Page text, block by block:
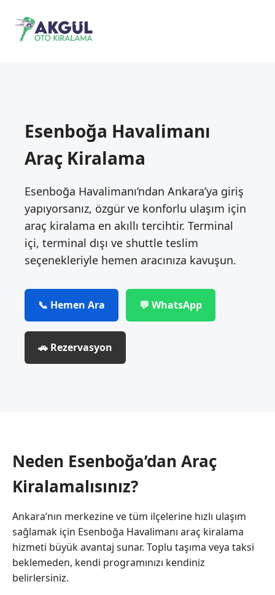
Esenboğa Havalimanı
Araç Kiralama
Esenboğa Havalimanı’ndan Ankara’ya giriş
yapıyorsanız, özgür ve konforlu ulaşım için
araç kiralama en akıllı tercihtir. Terminal
içi, terminal dışı ve shuttle teslim
seçenekleriyle hemen aracınıza kavuşun.
📞 Hemen Ara 💬 WhatsApp
🚗 Rezervasyon
Neden Esenboğa’dan Araç
Kiralamalısınız?
Ankara’nın merkezine ve tüm ilçelerine hızlı ulaşım
sağlamak için Esenboğa Havalimanı araç kiralama
hizmeti büyük avantaj sunar. Toplu taşıma veya taksi
beklemeden, kendi programınızı kendiniz
belirlersiniz.